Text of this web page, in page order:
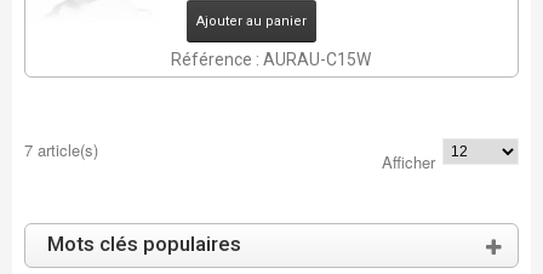
Ajouter au panier
Référence : AURAU-C15W
7 article(s)
Afficher
Mots clés populaires